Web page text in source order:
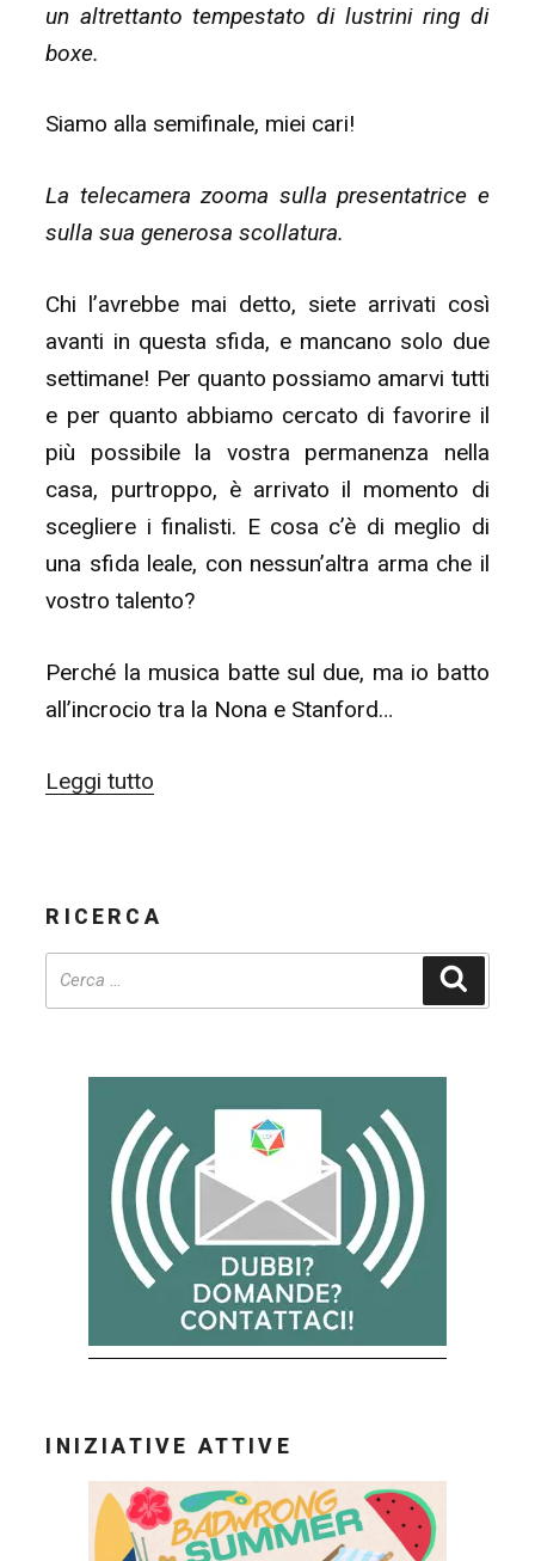
un altrettanto tempestato di lustrini ring di
boxe.
Siamo alla semifinale, miei cari!
La telecamera zooma sulla presentatrice e
sulla sua generosa scollatura.
Chi l’avrebbe mai detto, siete arrivati così
avanti in questa sfida, e mancano solo due
settimane! Per quanto possiamo amarvi tutti
e per quanto abbiamo cercato di favorire il
più possibile la vostra permanenza nella
casa, purtroppo, è arrivato il momento di
scegliere i finalisti. E cosa c’è di meglio di
una sfida leale, con nessun’altra arma che il
vostro talento?
Perché la musica batte sul due, ma io batto
all’incrocio tra la Nona e Stanford…
Leggi tutto
The
of
(15/09
–
21/09)”
RICERCA
INIZIATIVE ATTIVE